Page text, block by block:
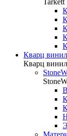
Tarkett
Кварц винил
Кварц винил